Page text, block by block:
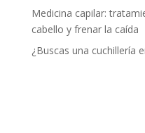
Medicina capilar:
cabello y frenar la caída
¿Buscas una cuchillería